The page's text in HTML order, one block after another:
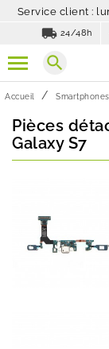
Service client :
local_shipping 24/48h
search
Accueil Smartphones
Pièces
Galaxy S7